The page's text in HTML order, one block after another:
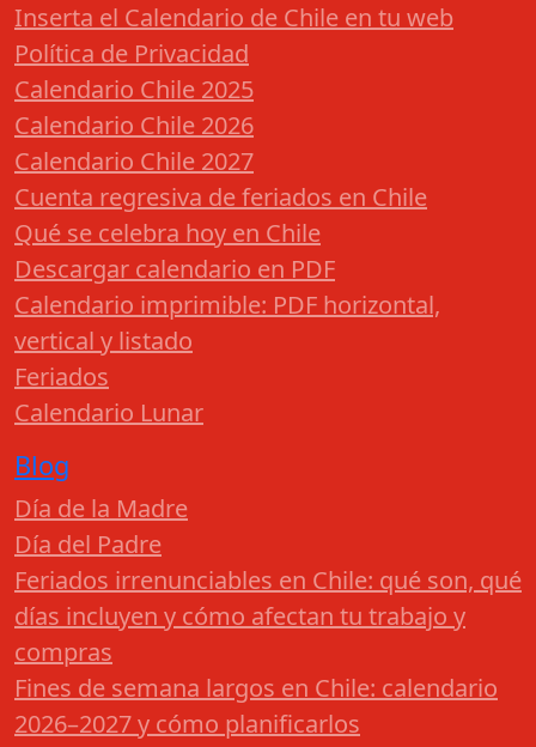
Inserta el Calendario de Chile en tu web
Política de Privacidad
Calendario Chile 2025
Calendario Chile 2026
Calendario Chile 2027
Cuenta regresiva de feriados en Chile
Qué se celebra hoy en Chile
Descargar calendario en PDF
Calendario imprimible: PDF horizontal,
vertical y listado
Feriados
Calendario Lunar
Blog
Día de la Madre
Día del Padre
Feriados irrenunciables en Chile: qué son, qué
días incluyen y cómo afectan tu trabajo y
compras
Fines de semana largos en Chile: calendario
2026–2027 y cómo planificarlos